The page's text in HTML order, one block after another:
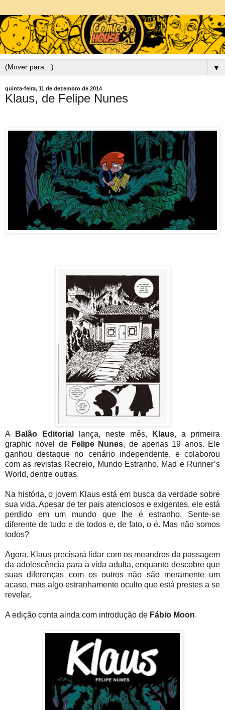
▼
quinta-feira, 11 de dezembro de 2014
Klaus, de Felipe Nunes
A Balão Editorial lança, neste mês, Klaus, a primeira
graphic novel de Felipe Nunes, de apenas 19 anos. Ele
ganhou destaque no cenário independente, e colaborou
com as revistas Recreio, Mundo Estranho, Mad e Runner’s
World, dentre outras.
Na história, o jovem Klaus está em busca da verdade sobre
sua vida. Apesar de ter pais atenciosos e exigentes, ele está
perdido em um mundo que lhe é estranho. Sente-se
diferente de tudo e de todos e, de fato, o é. Mas não somos
todos?
Agora, Klaus precisará lidar com os meandros da passagem
da adolescência para a vida adulta, enquanto descobre que
suas diferenças com os outros não são meramente um
acaso, mas algo estranhamente oculto que está prestes a se
revelar.
A edição conta ainda com introdução de Fábio Moon.